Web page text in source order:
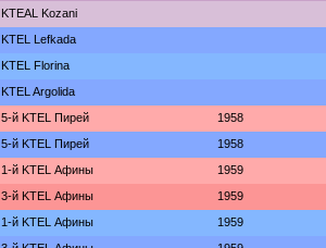
KTEAL Kozani
KTEL Lefkada
KTEL Florina
KTEL Argolida
5-й KTEL Пирей 1958
5-й KTEL Пирей 1958
1-й KTEL Афины 1959
3-й KTEL Афины 1959
1-й KTEL Афины 1959